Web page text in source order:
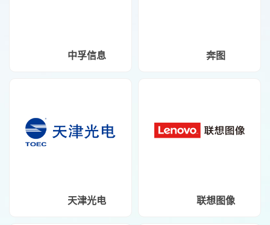
中孚信息 奔图
天津光电 联想图像